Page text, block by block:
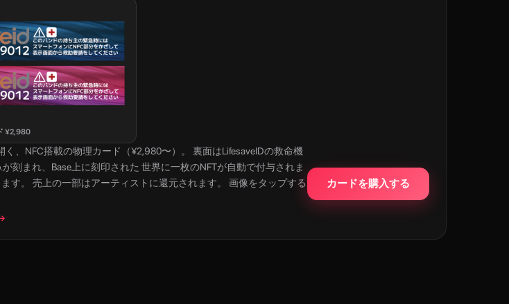
¥2,980
く、NFC搭載の物理カード（¥2,980〜）。 裏面はLifesaveIDの救命機
刻まれ、Base上に刻印された 世界に一枚のNFTが自動で付与されま
す。 売上の一部はアーティストに還元されます。 画像をタップする
カードを購入する